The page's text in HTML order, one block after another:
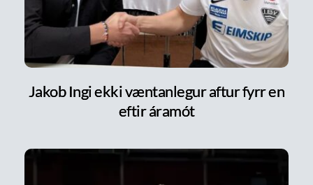
Jakob Ingi ekki væntanlegur aftur fyrr en
eftir áramót